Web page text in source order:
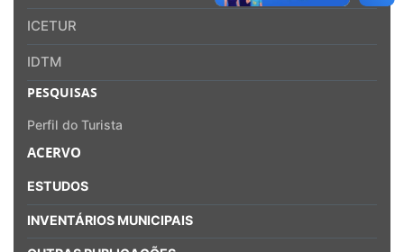
ICETUR
IDTM
PESQUISAS
Perfil do Turista
ACERVO
ESTUDOS
INVENTÁRIOS MUNICIPAIS